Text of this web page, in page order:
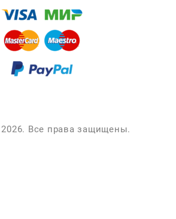
Все права защищены.